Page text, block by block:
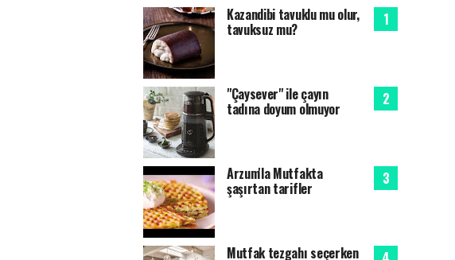
Kazandibi tavuklu mu olur,
tavuksuz mu?
"Çaysever" ile çayın
tadına doyum olmuyor
Arzum'la Mutfakta
şaşırtan tarifler
Mutfak tezgahı seçerken